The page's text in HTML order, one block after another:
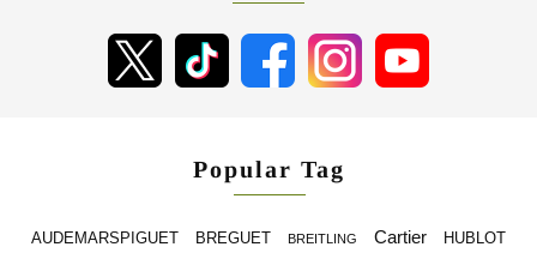
Popular Tag
AUDEMARSPIGUET BREGUET BREITLING Cartier HUBLOT